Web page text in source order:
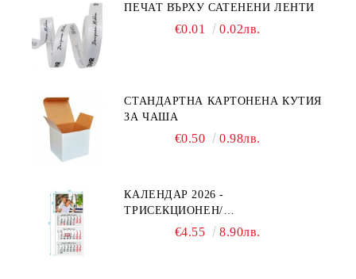
ПЕЧАТ ВЪРХУ САТЕНЕНИ ЛЕНТИ
€0.01 0.02лв.
СТАНДАРТНА КАРТОНЕНА КУТИЯ
ЗА ЧАША
€0.50 0.98лв.
КАЛЕНДАР 2026 -
ТРИСЕКЦИОНЕН/
ЕДНОСЕКЦИОНЕН
€4.55 8.90лв.